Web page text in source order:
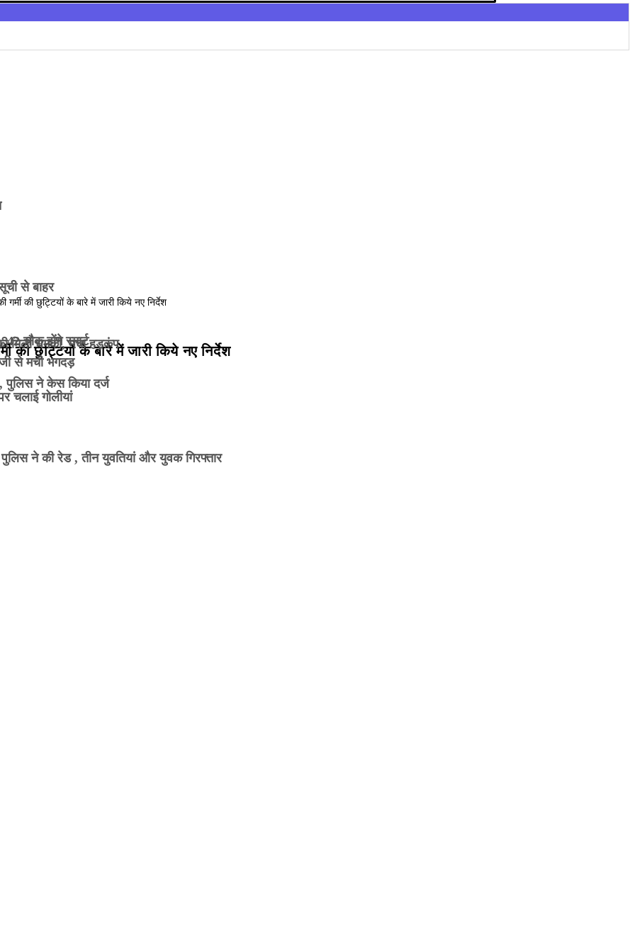
से बाहर
मिली धमकी, मचा हड़कंप
चौक होंगे स्मार्ट
से मची भगदड़
पुलिस ने केस किया दर्ज
ने की रेड , तीन युवतियां और युवक गिरफ्तार
चलाई गोलीयां
की छुट्टियों के बारे में जारी किये नए निर्देश